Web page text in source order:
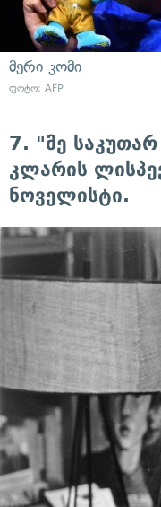
მერი კომი
ფოტო: AFP
7. "მე
კლარის
ნოველისტი.